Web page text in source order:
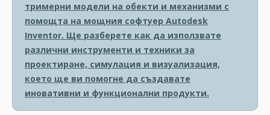
тримерни модели на обекти и механизми с
помощта на мощния софтуер Autodesk
Inventor. Ще разберете как да използвате
различни инструменти и техники за
проектиране, симулация и визуализация,
което ще ви помогне да създавате
иновативни и функционални продукти.